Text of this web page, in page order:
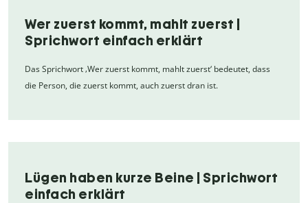
Wer zuerst kommt, mahlt zuerst |
Sprichwort einfach erklärt
Das Sprichwort ‚Wer zuerst kommt, mahlt zuerst‘ bedeutet, dass
die Person, die zuerst kommt, auch zuerst dran ist.
Lügen haben kurze Beine | Sprichwort
einfach erklärt